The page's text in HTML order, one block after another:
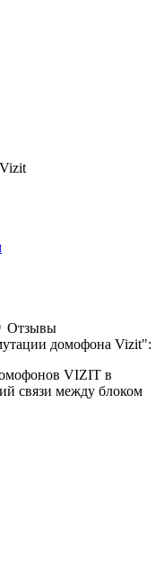
Отзывы
домофона Vizit":
VIZIT в
связи между блоком